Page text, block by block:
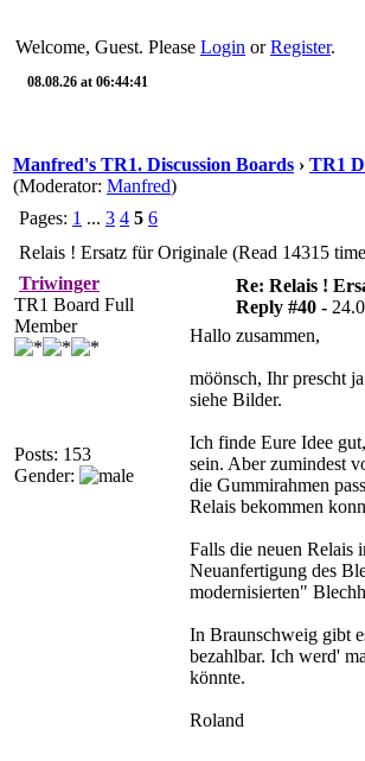
Welcome, Guest. Please Login orRegister.
08.08.26 at 06:44:41
Manfred's TR1. Discussion Boards › TR1
(Moderator: Manfred)
Pages: 1 ... 3 4 5 6
Relais ! Ersatz für Originale (Read 14315
Triwinger
TR1 Board Full
Member
Posts: 153
Gender:
Re: Relais !
Reply #40 -
Hallo zusammen,
möönsch, Ihr prescht
siehe Bilder.
Ich finde Eure Idee
sein. Aber zumindest
die Gummirahmen
Relais bekommen
Falls die neuen Relais
Neuanfertigung des
modernisierten"
In Braunschweig gibt
bezahlbar. Ich werd'
könnte.
Roland